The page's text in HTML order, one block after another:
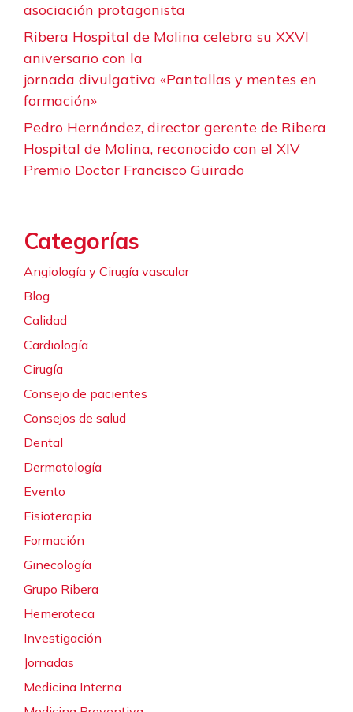
asociación protagonista
Ribera Hospital de Molina celebra su XXVI
aniversario con la
jornada divulgativa «Pantallas y mentes en
formación»
Pedro Hernández, director gerente de Ribera
Hospital de Molina, reconocido con el XIV
Premio Doctor Francisco Guirado
Categorías
Angiología y Cirugía vascular
Blog
Calidad
Cardiología
Cirugía
Consejo de pacientes
Consejos de salud
Dental
Dermatología
Evento
Fisioterapia
Formación
Ginecología
Grupo Ribera
Hemeroteca
Investigación
Jornadas
Medicina Interna